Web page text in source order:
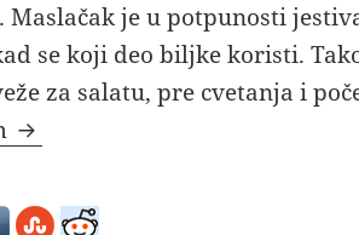
Maslačak je u potpunosti
se koji deo biljke koristi.
za salatu, pre cvetanja i
Maslačak čaj kao lek za jetru i